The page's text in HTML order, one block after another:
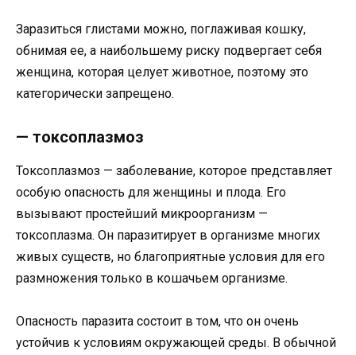
Заразиться глистами можно, поглаживая кошку,
обнимая ее, а наибольшему риску подвергает себя
женщина, которая целует животное, поэтому это
категорически запрещено.
— токсоплазмоз
Токсоплазмоз — заболевание, которое представляет
особую опасность для женщины и плода. Его
вызывают простейший микроорганизм —
токсоплазма. Он паразитирует в организме многих
живых существ, но благоприятные условия для его
размножения только в кошачьем организме.
Опасность паразита состоит в том, что он очень
устойчив к условиям окружающей среды. В обычной